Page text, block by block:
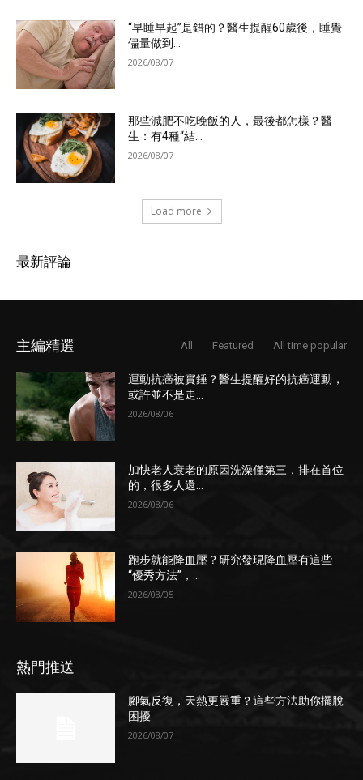
“早睡早起”是錯的？醫生提醒60歲後，睡覺
儘量做到...
2026/08/07
那些減肥不吃晚飯的人，最後都怎樣？醫
生：有4種“結...
2026/08/07
Load more
最新評論
主編精選 All Featured All time popular
運動抗癌被實錘？醫生提醒好的抗癌運動，
或許並不是走...
2026/08/06
加快老人衰老的原因洗澡僅第三，排在首位
的，很多人還...
2026/08/06
跑步就能降血壓？研究發現降血壓有這些
“優秀方法”，...
2026/08/05
熱門推送
腳氣反復，天熱更嚴重？這些方法助你擺脫
困擾
2026/08/07